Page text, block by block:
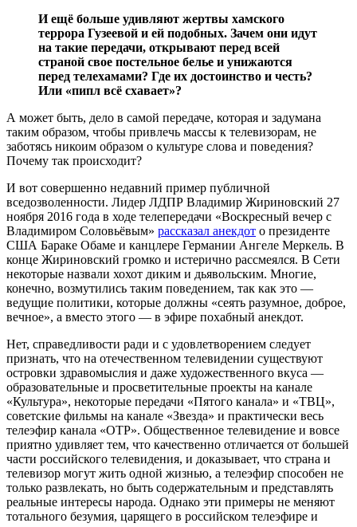
И ещё больше удивляют жертвы хамского
террора Гузеевой и ей подобных. Зачем они идут
на такие передачи, открывают перед всей
страной свое постельное белье и унижаются
перед телехамами? Где их достоинство и честь?
Или «пипл всё схавает»?
А может быть, дело в самой передаче, которая и задумана
таким образом, чтобы привлечь массы к телевизорам, не
заботясь никоим образом о культуре слова и поведения?
Почему так происходит?
И вот совершенно недавний пример публичной
вседозволенности. Лидер ЛДПР Владимир Жириновский 27
ноября 2016 года в ходе телепередачи «Воскресный вечер с
Владимиром Соловьёвым» рассказал анекдот о президенте
США Бараке Обаме и канцлере Германии Ангеле Меркель. В
конце Жириновский громко и истерично рассмеялся. В Сети
некоторые назвали хохот диким и дьявольским. Многие,
конечно, возмутились таким поведением, так как это —
ведущие политики, которые должны «сеять разумное, доброе,
вечное», а вместо этого — в эфире похабный анекдот.
Нет, справедливости ради и с удовлетворением следует
признать, что на отечественном телевидении существуют
островки здравомыслия и даже художественного вкуса —
образовательные и просветительные проекты на канале
«Культура», некоторые передачи «Пятого канала» и «ТВЦ»,
советские фильмы на канале «Звезда» и практически весь
телеэфир канала «ОТР». Общественное телевидение и вовсе
приятно удивляет тем, что качественно отличается от большей
части российского телевидения, и доказывает, что страна и
телевизор могут жить одной жизнью, а телеэфир способен не
только развлекать, но быть содержательным и представлять
реальные интересы народа. Однако эти примеры не меняют
тотального безумия, царящего в российском телеэфире и